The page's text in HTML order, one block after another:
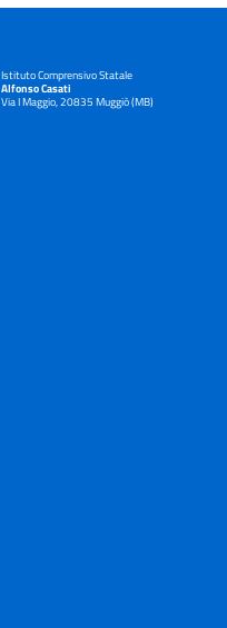
Istituto Comprensivo Statale
Alfonso Casati
Via I Maggio, 20835 Muggiò (MB)